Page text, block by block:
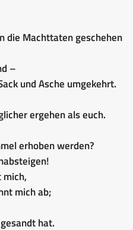
die Machttaten geschehen
–
und Asche umgekehrt.
ergehen als euch.
erhoben werden?
mich ab;
hat.